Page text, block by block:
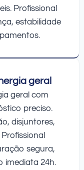
Profissional
estabilidade
geral
geral com
preciso.
disjuntores,
segura,
imediata 24h.